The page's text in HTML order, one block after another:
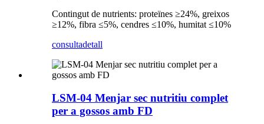
Contingut de nutrients: proteïnes ≥24%, greixos
≥12%, fibra ≤5%, cendres ≤10%, humitat ≤10%
consultadetall
LSM-04 Menjar sec nutritiu complet
per a gossos amb FD